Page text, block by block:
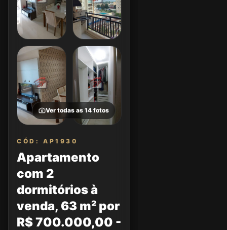
Ver todas as 14 fotos
CÓD: AP1930
Apartamento
com 2
dormitórios à
venda, 63 m² por
R$ 700.000,00 -